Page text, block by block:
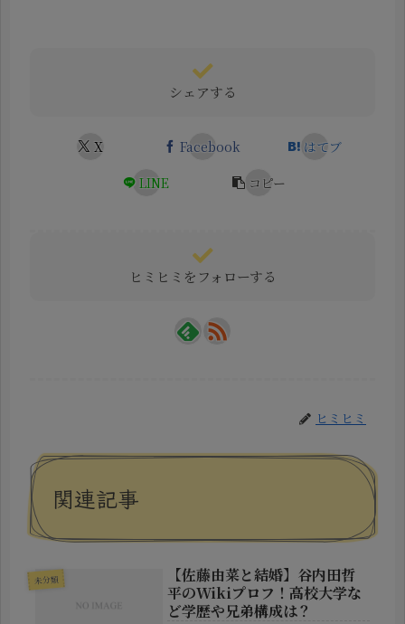
シェアする
X Facebook
はてブ
LINE
コピー
ヒミヒミをフォローする
ヒミヒミ
関連記事
未分類
【佐藤由菜と結婚】谷内田哲
平のWikiプロフ！高校大学な
ど学歴や兄弟構成は？